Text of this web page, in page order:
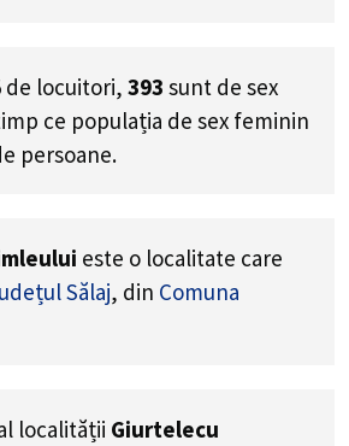
de locuitori, 393 sunt de sex
ce populația de sex feminin
persoane.
este o localitate care
Sălaj, din Comuna
localității Giurtelecu